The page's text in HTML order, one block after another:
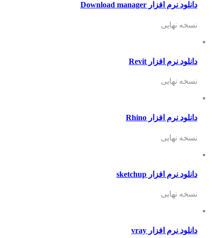
دانلود نرم افزار Download manager
نسخه نهایی
دانلود نرم افزار Revit
نسخه نهایی
دانلود نرم افزار Rhino
نسخه نهایی
دانلود نرم افزار sketchup
نسخه نهایی
دانلود نرم افزار vray